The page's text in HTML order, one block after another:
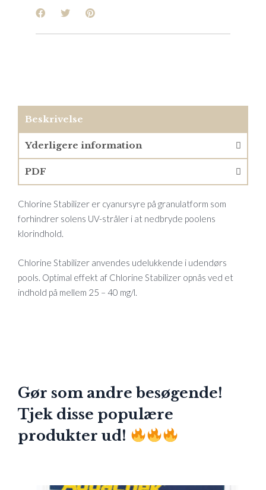
Beskrivelse
Yderligere information
PDF
Chlorine Stabilizer er cyanursyre på granulatform som
forhindrer solens UV-stråler i at nedbryde poolens
klorindhold.
Chlorine Stabilizer anvendes udelukkende i udendørs
pools. Optimal effekt af Chlorine Stabilizer opnås ved et
indhold på mellem 25 – 40 mg/l.
Gør som andre besøgende!
Tjek disse populære
produkter ud!